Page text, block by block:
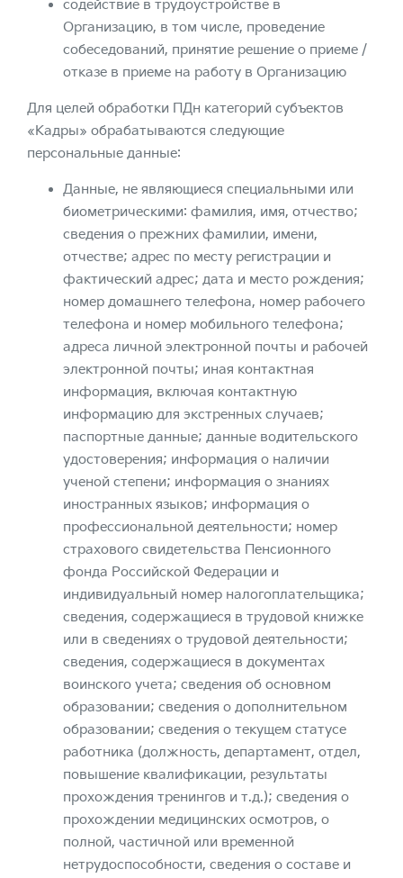
содействие в трудоустройстве в
Организацию, в том числе, проведение
собеседований, принятие решение о приеме /
отказе в приеме на работу в Организацию
Для целей обработки ПДн категорий субъектов
«Кадры» обрабатываются следующие
персональные данные:
Данные, не являющиеся специальными или
биометрическими: фамилия, имя, отчество;
сведения о прежних фамилии, имени,
отчестве; адрес по месту регистрации и
фактический адрес; дата и место рождения;
номер домашнего телефона, номер рабочего
телефона и номер мобильного телефона;
адреса личной электронной почты и рабочей
электронной почты; иная контактная
информация, включая контактную
информацию для экстренных случаев;
паспортные данные; данные водительского
удостоверения; информация о наличии
ученой степени; информация о знаниях
иностранных языков; информация о
профессиональной деятельности; номер
страхового свидетельства Пенсионного
фонда Российской Федерации и
индивидуальный номер налогоплательщика;
сведения, содержащиеся в трудовой книжке
или в сведениях о трудовой деятельности;
сведения, содержащиеся в документах
воинского учета; сведения об основном
образовании; сведения о дополнительном
образовании; сведения о текущем статусе
работника (должность, департамент, отдел,
повышение квалификации, результаты
прохождения тренингов и т.д.); сведения о
прохождении медицинских осмотров, о
полной, частичной или временной
нетрудоспособности, сведения о составе и